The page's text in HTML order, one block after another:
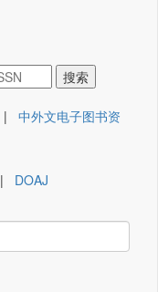
| 中外文电子图书资
| DOAJ